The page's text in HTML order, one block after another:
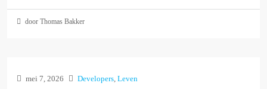
door Thomas Bakker
mei 7, 2026 Developers, Leven